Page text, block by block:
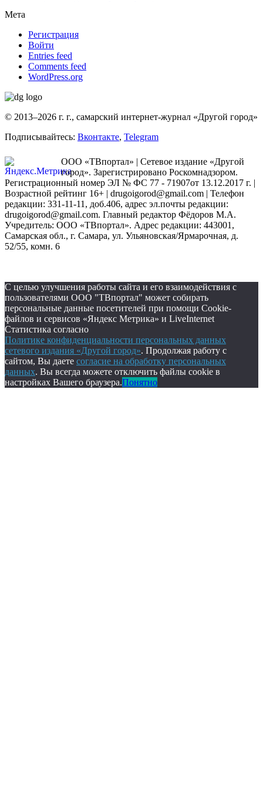
Мета
Регистрация
Войти
Entries feed
Comments feed
WordPress.org
© 2013–2026 г. г., самарский интернет-журнал «Другой город»
Подписывайтесь: Вконтакте, Telegram
ООО «ТВпортал» | Сетевое издание «Другой
город». Зарегистрировано Роскомнадзором.
Регистрационный номер ЭЛ № ФС 77 - 71907от 13.12.2017 г. |
Возрастной рейтинг 16+ | drugoigorod@gmail.com | Телефон
редакции: 331-11-11, доб.406, адрес эл.почты редакции:
drugoigorod@gmail.com. Главный редактор Фёдоров М.А.
Учредитель: ООО «ТВпортал». Адрес редакции: 443001,
Самарская обл., г. Самара, ул. Ульяновская/Ярмарочная, д.
52/55, комн. 6
С целью улучшения работы сайта и его взаимодействия с
пользователями ООО "ТВпортал" может собирать
персональные данные посетителей при помощи Cookie-
файлов и сервисов «Яндекс Метрика» и LiveInternet
Статистика согласно
Политике конфиденциальности персональных данных
сетевого издания «Другой город». Продолжая работу с
сайтом, Вы даете согласие на обработку персональных
данных. Вы всегда можете отключить файлы cookie в
настройках Вашего браузера.Понятно